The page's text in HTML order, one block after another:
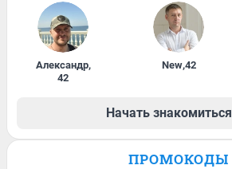
Александр,
42
New,42
Начать знакомиться
ПРОМОКОДЫ